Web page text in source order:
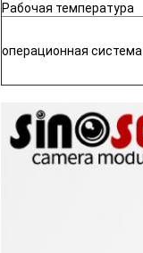
Рабочая температура
операционная